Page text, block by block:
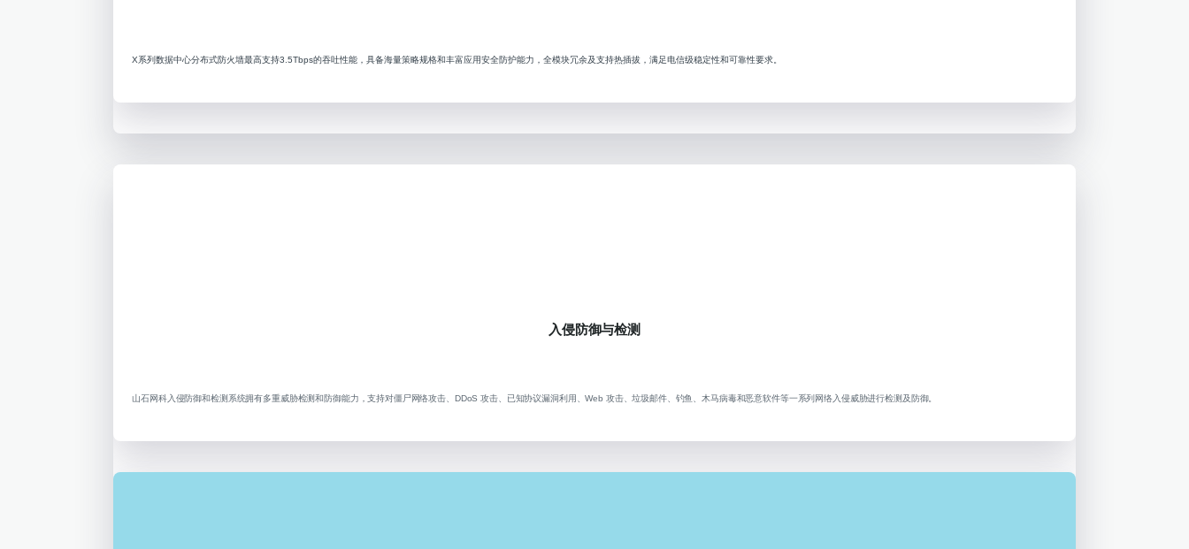
X系列数据中心分布式防火墙最高支持3.5Tbps的吞吐性能，具备海量策略规格和丰富应用安全防护能力，全模块冗余及支持热插拔，满足电信级稳定性和可靠性要求。
入侵防御与检测
山石网科入侵防御和检测系统拥有多重威胁检测和防御能力，支持对僵尸网络攻击、DDoS 攻击、已知协议漏洞利用、Web 攻击、垃圾邮件、钓鱼、木马病毒和恶意软件等一系列网络入侵威胁进行检测及防御。